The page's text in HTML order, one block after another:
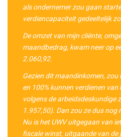
als ondernemer zou gaan
verdiencapaciteit gedeeltelijk
Deomzet van mijn cliënte,
maandbedrag, kwam neer op
2.060,92.
Gezien dit maandinkomen, zou
en 100% kunnen verdienen
volgens de arbeidsdeskundige
1.957,50). Dan zou ze dus nog
Nu is het UWV uitgegaan van
fiscale winst, uitgaande van de